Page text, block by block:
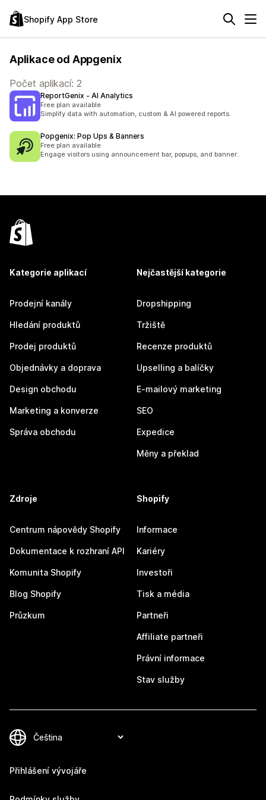
Shopify App Store
Aplikace od Appgenix
Počet aplikací: 2
ReportGenix ‑ AI Analytics
Free plan available
Simplify data with automation, custom & AI powered reports.
Popgenix: Pop Ups & Banners
Free plan available
Engage visitors using announcement bar, popups, and banner..
Kategorie aplikací
Prodejní kanály
Hledání produktů
Prodej produktů
Objednávky a doprava
Design obchodu
Marketing a konverze
Správa obchodu
Nejčastější kategorie
Dropshipping
Tržiště
Recenze produktů
Upselling a balíčky
E-mailový marketing
SEO
Expedice
Měny a překlad
Zdroje
Centrum nápovědy Shopify
Dokumentace k rozhraní API
Komunita Shopify
Blog Shopify
Průzkum
Shopify
Informace
Kariéry
Investoři
Tisk a média
Partneři
Affiliate partneři
Právní informace
Stav služby
Přihlášení vývojáře